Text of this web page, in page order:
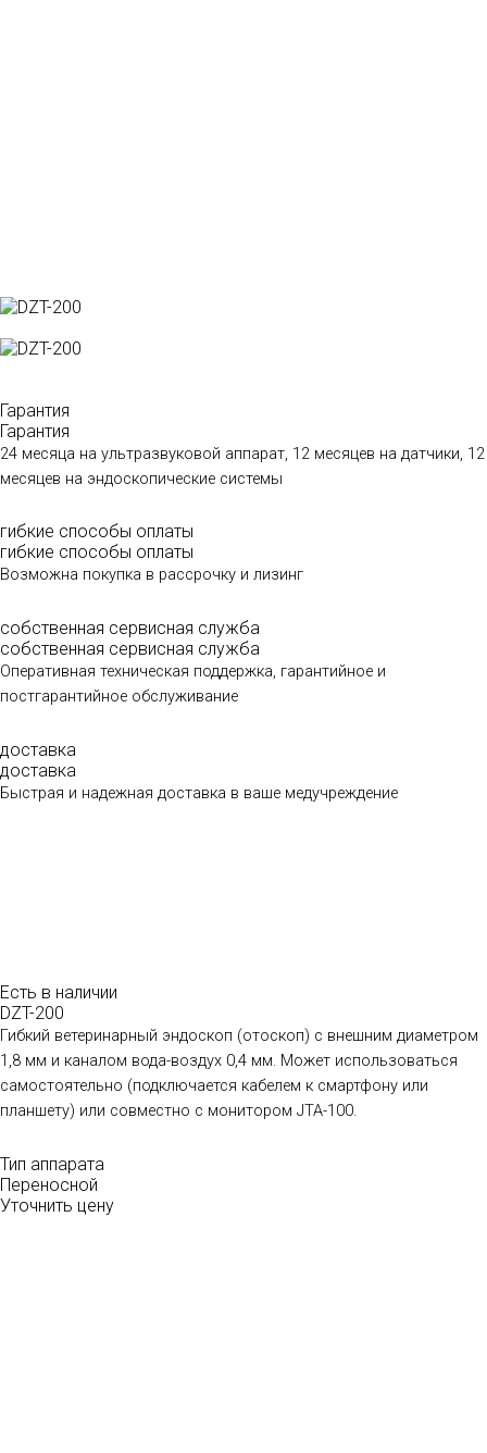
Гарантия
Гарантия
24 месяца на ультразвуковой аппарат, 12 месяцев на датчики, 12
месяцев на эндоскопические системы
гибкие способы оплаты
гибкие способы оплаты
Возможна покупка в рассрочку и лизинг
собственная сервисная служба
собственная сервисная служба
Оперативная техническая поддержка, гарантийное и
постгарантийное обслуживание
доставка
доставка
Быстрая и надежная доставка в ваше медучреждение
Есть в наличии
DZT-200
Гибкий ветеринарный эндоскоп (отоскоп) с внешним диаметром
1,8 мм и каналом вода-воздух 0,4 мм. Может использоваться
самостоятельно (подключается кабелем к смартфону или
планшету) или совместно с монитором JTA-100.
Тип аппарата
Переносной
Уточнить цену